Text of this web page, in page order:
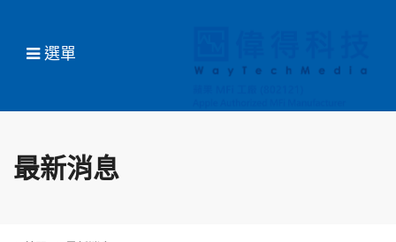
選單
最新消息